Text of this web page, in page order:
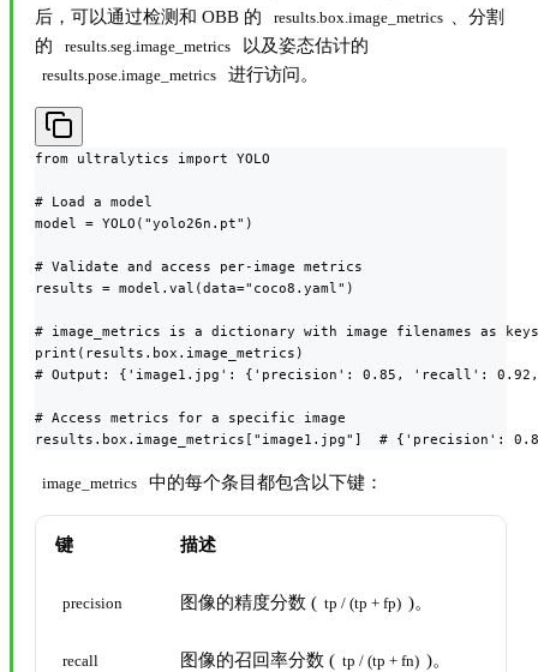
后，可以通过检测和 OBB 的
results.box.image_metrics
、分割
的
results.seg.image_metrics 以及姿态估计的
results.pose.image_metrics 进行访问。
from ultralytics import YOLO
# Load a model
model = YOLO("yolo26n.pt")
# Validate and access per-image metrics
results = model.val(data="coco8.yaml")
# image_metrics is a dictionary with image filenames as keys
print(results.box.image_metrics)
# Output: {'image1.jpg': {'precision': 0.85, 'recall':
# Access metrics for a specific image
results.box.image_metrics["image1.jpg"]  #
image_metrics 中的每个条目都包含以下键：
键 描述
precision 图像的精度分数 ( tp / (tp + fp) )。
recall 图像的召回率分数 ( tp / (tp + fn) )。